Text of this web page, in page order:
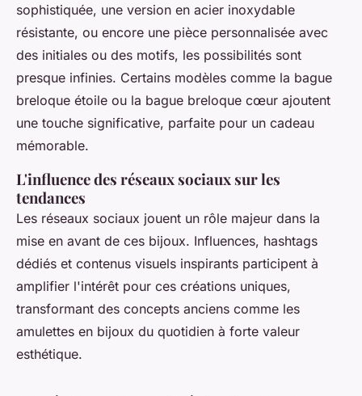
sophistiquée, une version en acier inoxydable
résistante, ou encore une pièce personnalisée avec
des initiales ou des motifs, les possibilités sont
presque infinies. Certains modèles comme la bague
breloque étoile ou la bague breloque cœur ajoutent
une touche significative, parfaite pour un cadeau
mémorable.
L'influence des réseaux sociaux sur les
tendances
Les réseaux sociaux jouent un rôle majeur dans la
mise en avant de ces bijoux. Influences, hashtags
dédiés et contenus visuels inspirants participent à
amplifier l'intérêt pour ces créations uniques,
transformant des concepts anciens comme les
amulettes en bijoux du quotidien à forte valeur
esthétique.